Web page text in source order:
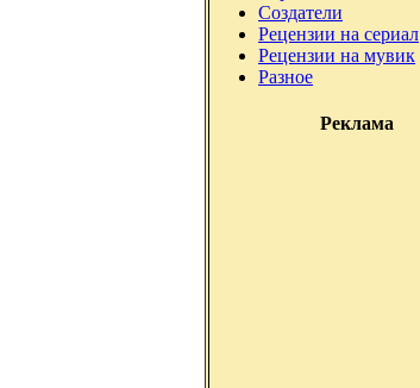
Создатели
Рецензии на сериал
Рецензии на мувик
Разное
Реклама